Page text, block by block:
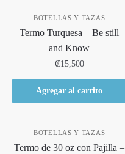
BOTELLAS Y TAZAS
Termo Turquesa – Be still
and Know
₡15,500
Agregar al carrito
BOTELLAS Y TAZAS
Termo de 30 oz con Pajilla –